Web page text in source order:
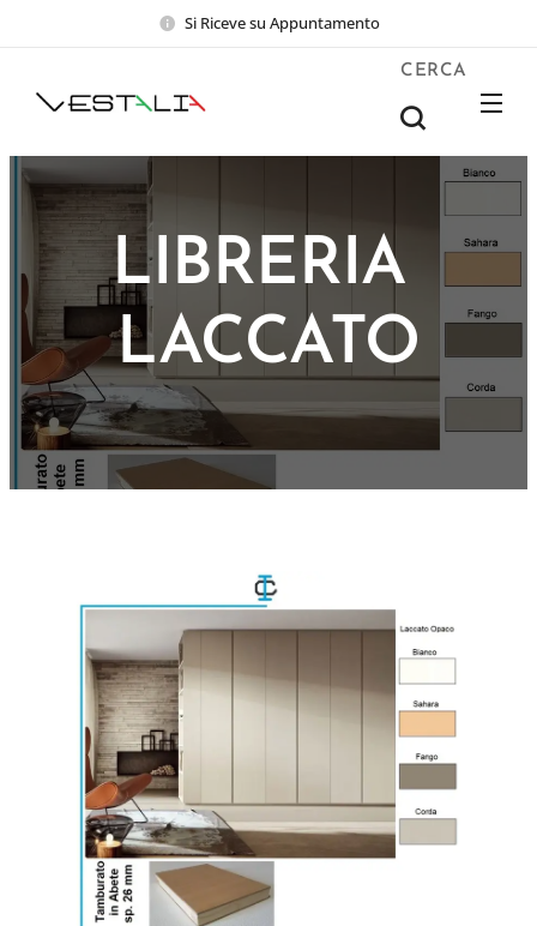
Si Riceve su Appuntamento
CERCA
LIBRERIA
LACCATO